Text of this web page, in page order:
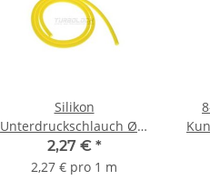
Silikon
Unterdruckschlauch Ø 6
mm - gelb
2,27 € *
2,27 € pro 1 m